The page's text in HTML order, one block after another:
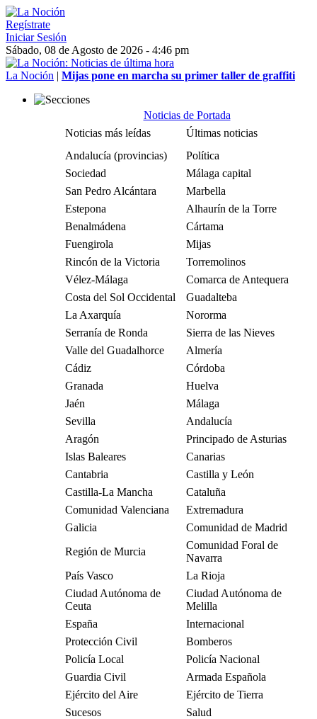
Regístrate
Iniciar Sesión
Sábado, 08 de Agosto de 2026 - 4:46 pm
La Noción | Mijas pone en marcha su primer taller de graffiti
Noticias de Portada
Noticias más leídas
Últimas noticias
Andalucía (provincias)
Política
Sociedad
Málaga capital
San Pedro Alcántara
Marbella
Estepona
Alhaurín de la Torre
Benalmádena
Cártama
Fuengirola
Mijas
Rincón de la Victoria
Torremolinos
Vélez-Málaga
Comarca de Antequera
Costa del Sol Occidental
Guadalteba
La Axarquía
Nororma
Serranía de Ronda
Sierra de las Nieves
Valle del Guadalhorce
Almería
Cádiz
Córdoba
Granada
Huelva
Jaén
Málaga
Sevilla
Andalucía
Aragón
Principado de Asturias
Islas Baleares
Canarias
Cantabria
Castilla y León
Castilla-La Mancha
Cataluña
Comunidad Valenciana
Extremadura
Galicia
Comunidad de Madrid
Región de Murcia
Comunidad Foral de
Navarra
País Vasco
La Rioja
Ciudad Autónoma de
Ceuta
Ciudad Autónoma de
Melilla
España
Internacional
Protección Civil
Bomberos
Policía Local
Policía Nacional
Guardia Civil
Armada Española
Ejército del Aire
Ejército de Tierra
Sucesos
Salud